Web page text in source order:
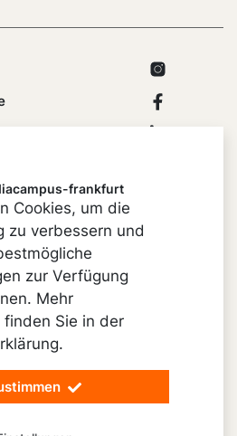
Instagram
Facebook
Linkedin
frankfurt
Impressum
frankfurt
Cookies, um die
zu verbessern und
zur Verfügung
Mehr
finden Sie in der